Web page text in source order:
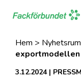
Hem > Nyhetsrum
3.12.2024|